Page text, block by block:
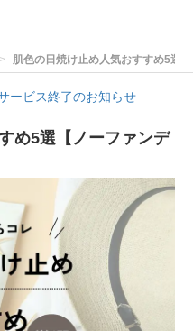
肌色の日焼け止め人気おすすめ5選
ービス終了のお知らせ
め5選【ノーファンデ